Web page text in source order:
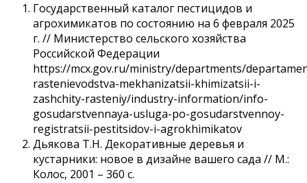
Государственный каталог пестицидов и
агрохимикатов по состоянию на 6 февраля 2025
г. // Министерство сельского хозяйства
Российской Федерации
https://mcx.gov.ru/ministry/departments/
rastenievodstva-mekhanizatsii-khimizatsii-i-
zashchity-rasteniy/industry-information/info-
gosudarstvennaya-usluga-po-gosudarstvennoy-
registratsii-pestitsidov-i-agrokhimikatov
Дьякова Т.Н. Декоративные деревья и
кустарники: новое в дизайне вашего сада // М.:
Колос, 2001 – 360 с.